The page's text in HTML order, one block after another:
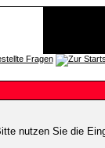
nutzen Sie die